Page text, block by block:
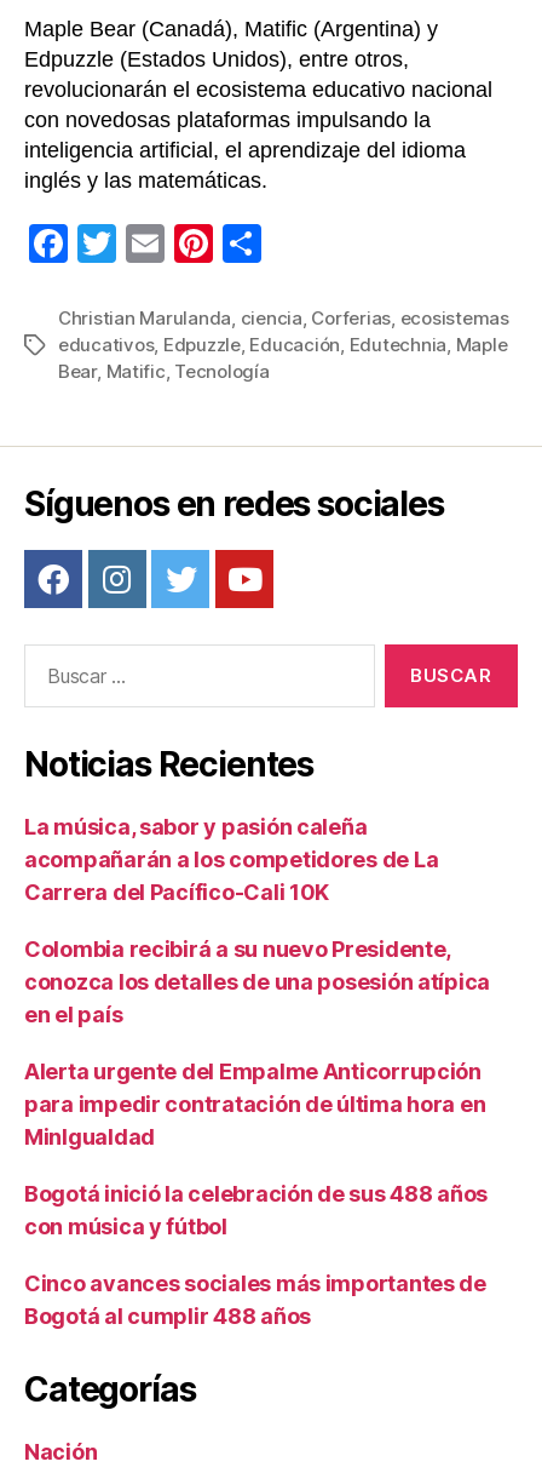
Maple Bear (Canadá), Matific (Argentina) y
Edpuzzle (Estados Unidos), entre otros,
revolucionarán el ecosistema educativo nacional
con novedosas plataformas impulsando la
inteligencia artificial, el aprendizaje del idioma
inglés y las matemáticas.
F
c
e
o
k
T
tt
er
E
ail
Pi
er
e
m
p
tir
Etiquetas
Christian Marulanda ciencia Corferias ecosistemas
educativos, Edpuzzle, Educación Edutechnia Maple
Bear, Matific Tecnología
Síguenos en redes sociales
Noticias Recientes
La música, sabor y pasión caleña
acompañarán a los competidores de La
Carrera del Pacífico-Cali 10K
Colombia recibirá a su nuevo Presidente,
conozca los detalles de una posesión atípica
en el país
Alerta urgente del Empalme Anticorrupción
para impedir contratación de última hora en
MinIgualdad
Bogotá inició la celebración de sus 488 años
con música y fútbol
Cinco avances sociales más importantes de
Bogotá al cumplir 488 años
Categorías
Nación